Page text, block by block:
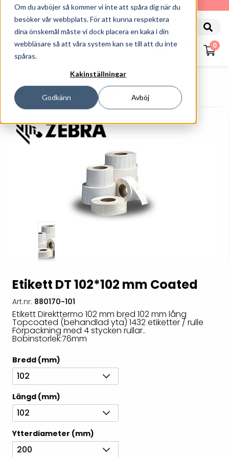
Om du avböjer så kommer vi inte att spåra dig när du
besöker vår webbplats. För att kunna respektera
dina önskemål måste vi dock placera en kaka i din
webbläsare så att våra system kan se till att du inte
spåras.
Kakinställningar
Godkänn Avböj
010-162 61 90
0
Etiketter Och Färgband
Etikett DT 102*102 Mm Coated
Etikett DT 102*102 mm Coated
Art.nr: 880170-101
Etikett Direkttermo 102 mm bred 102 mm lång
Topcoated (behandlad yta) 1432 etiketter / rulle
Förpackning med 4 stycken rullar..
Bobinstorlek:76mm
Bredd (mm)
102
Längd (mm)
102
Ytterdiameter (mm)
200